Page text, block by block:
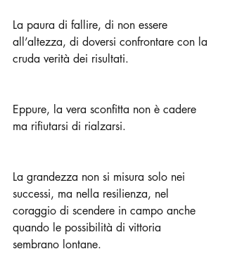
La paura di fallire, di non essere
all’altezza, di doversi confrontare con la
cruda verità dei risultati.
Eppure, la vera sconfitta non è cadere
ma rifiutarsi di rialzarsi.
La grandezza non si misura solo nei
successi, ma nella resilienza, nel
coraggio di scendere in campo anche
quando le possibilità di vittoria
sembrano lontane.